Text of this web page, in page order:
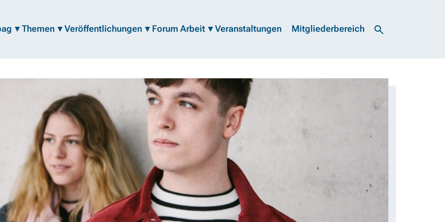
Themen Veröffentlichungen Forum Arbeit Veranstaltungen Mitgliederbereich